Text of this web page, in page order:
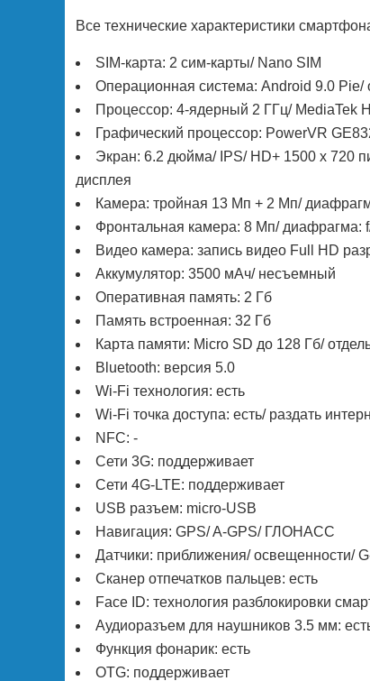
Все технические характеристики
SIM-карта: 2 сим-карты/ Nano SIM
Операционная система: Android 9.0 Pie/
Процессор: 4-ядерный 2 ГГц/ MediaTek
Графический процессор: PowerVR
Экран: 6.2 дюйма/ IPS/ HD+ 1500 х 720
дисплея
Камера: тройная 13 Мп + 2 Мп/
Фронтальная камера: 8 Мп/ диафрагма:
Видео камера: запись видео Full HD
Аккумулятор: 3500 мАч/ несъемный
Оперативная память: 2 Гб
Память встроенная: 32 Гб
Карта памяти: Micro SD до 128 Гб/
Bluetooth: версия 5.0
Wi-Fi технология: есть
Wi-Fi точка доступа: есть/ раздать
NFC: -
Сети 3G: поддерживает
Сети 4G-LTE: поддерживает
USB разъем: micro-USB
Навигация: GPS/ A-GPS/ ГЛОНАСС
Датчики: приближения/ освещенности/
Сканер отпечатков пальцев: есть
Face ID: технология разблокировки
Аудиоразъем для наушников 3.5 мм:
Функция фонарик: есть
OTG: поддерживает